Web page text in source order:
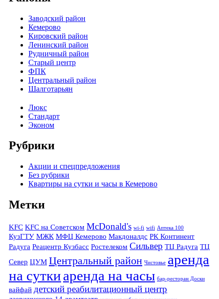
Заводский район
Кемерово
Кировский район
Ленинский район
Рудничный район
Старый центр
ФПК
Центральный район
Шалготарьян
Люкс
Стандарт
Эконом
Рубрики
Акции и спецпредложения
Без рубрики
Квартиры на сутки и часы в Кемерово
Метки
KFC KFC на Советском McDonald's wi-fi wifi Аптека 100
КузГТУ МЖК МФЦ Кемерово Макдоналдс РК Континент
Радуга Реацентр Кузбасс Ростелеком Сильвер ТЦ Радуга ТЦ
Север ЦУМ Центральный район Чистовье аренда
на суткиаренда на часы бар-ресторан Доски
вайфай детский реабилитационный центр